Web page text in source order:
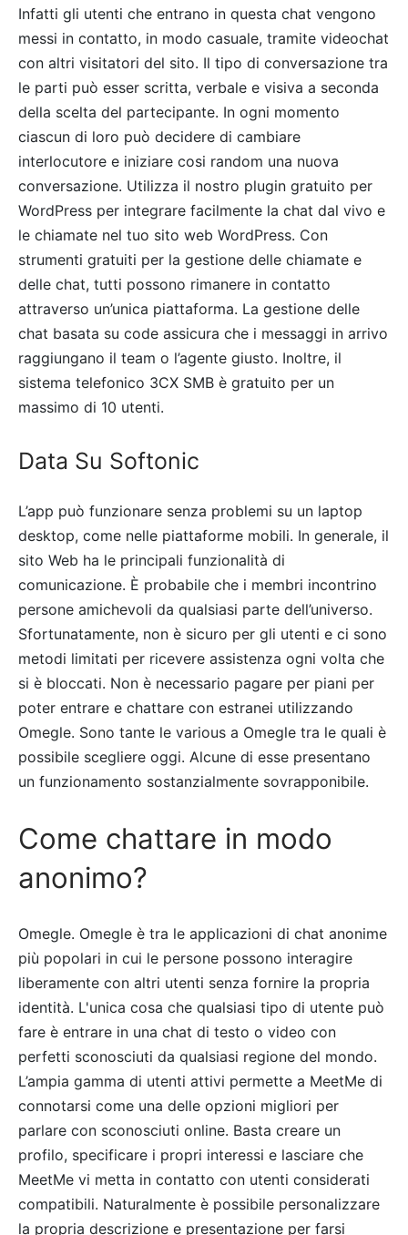
Infatti gli utenti che entrano in questa chat vengono
messi in contatto, in modo casuale, tramite videochat
con altri visitatori del sito. Il tipo di conversazione tra
le parti può esser scritta, verbale e visiva a seconda
della scelta del partecipante. In ogni momento
ciascun di loro può decidere di cambiare
interlocutore e iniziare cosi random una nuova
conversazione. Utilizza il nostro plugin gratuito per
WordPress per integrare facilmente la chat dal vivo e
le chiamate nel tuo sito web WordPress. Con
strumenti gratuiti per la gestione delle chiamate e
delle chat, tutti possono rimanere in contatto
attraverso un’unica piattaforma. La gestione delle
chat basata su code assicura che i messaggi in arrivo
raggiungano il team o l’agente giusto. Inoltre, il
sistema telefonico 3CX SMB è gratuito per un
massimo di 10 utenti.
Data Su Softonic
L’app può funzionare senza problemi su un laptop
desktop, come nelle piattaforme mobili. In generale, il
sito Web ha le principali funzionalità di
comunicazione. È probabile che i membri incontrino
persone amichevoli da qualsiasi parte dell’universo.
Sfortunatamente, non è sicuro per gli utenti e ci sono
metodi limitati per ricevere assistenza ogni volta che
si è bloccati. Non è necessario pagare per piani per
poter entrare e chattare con estranei utilizzando
Omegle. Sono tante le various a Omegle tra le quali è
possibile scegliere oggi. Alcune di esse presentano
un funzionamento sostanzialmente sovrapponibile.
Come chattare in modo
anonimo?
Omegle. Omegle è tra le applicazioni di chat anonime
più popolari in cui le persone possono interagire
liberamente con altri utenti senza fornire la propria
identità. L'unica cosa che qualsiasi tipo di utente può
fare è entrare in una chat di testo o video con
perfetti sconosciuti da qualsiasi regione del mondo.
L’ampia gamma di utenti attivi permette a MeetMe di
connotarsi come una delle opzioni migliori per
parlare con sconosciuti online. Basta creare un
profilo, specificare i propri interessi e lasciare che
MeetMe vi metta in contatto con utenti considerati
compatibili. Naturalmente è possibile personalizzare
la propria descrizione e presentazione per farsi